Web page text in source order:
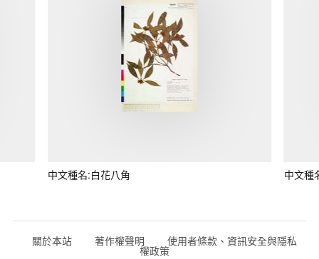
中文種名:白花八角 中文種
關於本站 著作權聲明 使用者條款、資訊安全與隱私
權政策